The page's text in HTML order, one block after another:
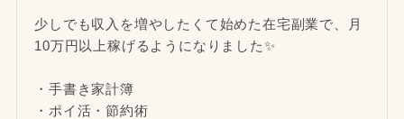
少しでも収入を増やしたくて始めた在宅副業で、月
10万円以上稼げるようになりました✨
・手書き家計簿
・ポイ活・節約術